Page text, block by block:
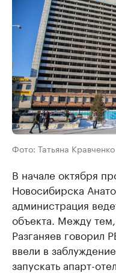
Фото: Татьяна
В начале октября
Новосибирска
администрация
объекта. Между
Разганяев говорил
ввели в
запускать апарт-